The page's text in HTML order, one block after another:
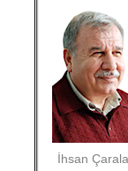
İhsan